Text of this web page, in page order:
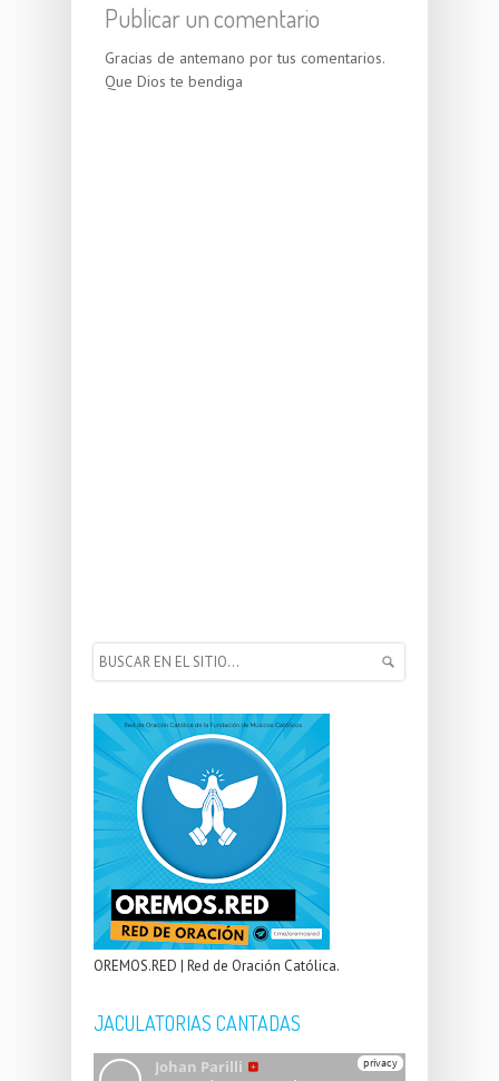
Publicar un comentario
Gracias de antemano por tus comentarios.
Que Dios te bendiga
OREMOS.RED | Red de Oración Católica.
JACULATORIAS CANTADAS